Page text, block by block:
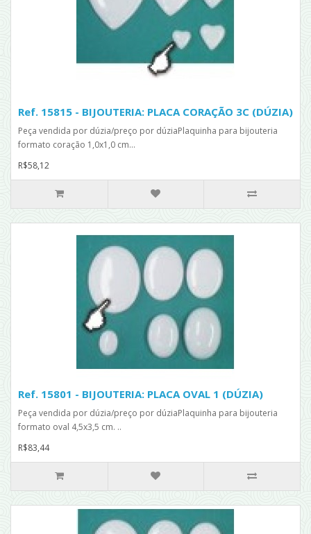
Ref. 15815 - BIJOUTERIA: PLACA CORAÇÃO 3C (DÚZIA)
Peça vendida por dúzia/preço por dúziaPlaquinha para bijouteria
formato coração 1,0x1,0 cm...
R$58,12
Ref. 15801 - BIJOUTERIA: PLACA OVAL 1 (DÚZIA)
Peça vendida por dúzia/preço por dúziaPlaquinha para bijouteria
formato oval 4,5x3,5 cm. ..
R$83,44